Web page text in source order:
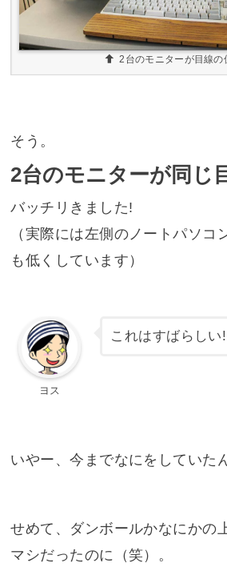
2台のモニターが目線の
そう。
2台のモニターが同じ
バッチリきました!
（ 実際には左側のノートパソコ
も低くしています ）
ヨス
これはすばらしい!
いやー、今までなにをしていた
せめて、ダンボールかなにかの
マシだったのに（笑）。